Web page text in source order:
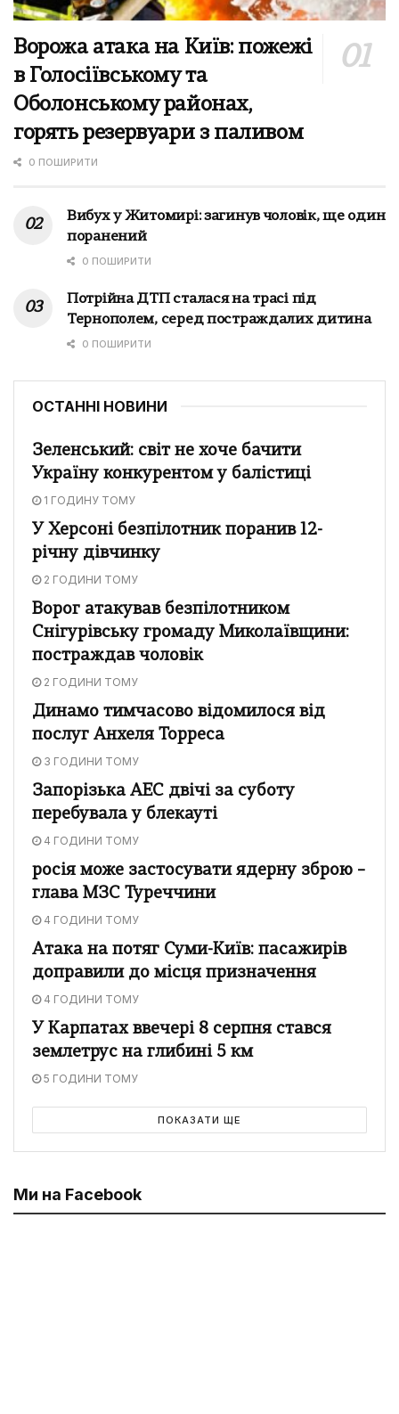
Ворожа атака на Київ: пожежі
в Голосіївському та
Оболонському районах,
горять резервуари з паливом
0 ПОШИРИТИ
Вибух у Житомирі: загинув чоловік, ще один
поранений
0 ПОШИРИТИ
Потрійна ДТП сталася на трасі під
Тернополем, серед постраждалих дитина
0 ПОШИРИТИ
ОСТАННІ НОВИНИ
Зеленський: світ не хоче бачити
Україну конкурентом у балістиці
1 ГОДИНУ ТОМУ
У Херсоні безпілотник поранив 12-
річну дівчинку
2 ГОДИНИ ТОМУ
Ворог атакував безпілотником
Снігурівську громаду Миколаївщини:
постраждав чоловік
2 ГОДИНИ ТОМУ
Динамо тимчасово відомилося від
послуг Анхеля Торреса
3 ГОДИНИ ТОМУ
Запорізька АЕС двічі за суботу
перебувала у блекауті
4 ГОДИНИ ТОМУ
росія може застосувати ядерну зброю –
глава МЗС Туреччини
4 ГОДИНИ ТОМУ
Атака на потяг Суми-Київ: пасажирів
доправили до місця призначення
4 ГОДИНИ ТОМУ
У Карпатах ввечері 8 серпня стався
землетрус на глибині 5 км
5 ГОДИНИ ТОМУ
ПОКАЗАТИ ЩЕ
Ми на Facebook